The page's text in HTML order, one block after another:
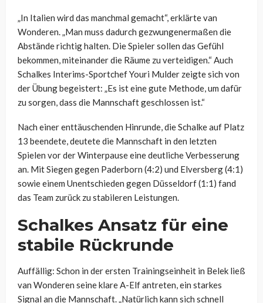
„In Italien wird das manchmal gemacht“, erklärte van
Wonderen. „Man muss dadurch gezwungenermaßen die
Abstände richtig halten. Die Spieler sollen das Gefühl
bekommen, miteinander die Räume zu verteidigen.“ Auch
Schalkes Interims-Sportchef Youri Mulder zeigte sich von
der Übung begeistert: „Es ist eine gute Methode, um dafür
zu sorgen, dass die Mannschaft geschlossen ist.“
Nach einer enttäuschenden Hinrunde, die Schalke auf Platz
13 beendete, deutete die Mannschaft in den letzten
Spielen vor der Winterpause eine deutliche Verbesserung
an. Mit Siegen gegen Paderborn (4:2) und Elversberg (4:1)
sowie einem Unentschieden gegen Düsseldorf (1:1) fand
das Team zurück zu stabileren Leistungen.
Schalkes Ansatz für eine
stabile Rückrunde
Auffällig: Schon in der ersten Trainingseinheit in Belek ließ
van Wonderen seine klare A-Elf antreten, ein starkes
Signal an die Mannschaft. „Natürlich kann sich schnell